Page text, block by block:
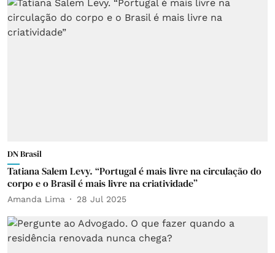
DN Brasil
Tatiana Salem Levy. “Portugal é mais livre na circulação do
corpo e o Brasil é mais livre na criatividade”
Amanda Lima 28 Jul 2025